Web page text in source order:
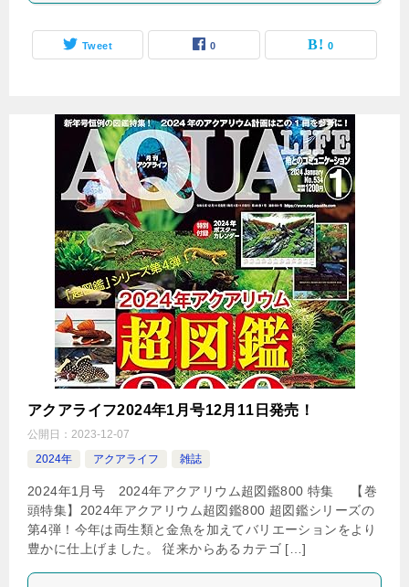
Tweet 0 0
アクアライフ2024年1月号12月11日発売！
公開日： 2023-12-07
2024年
アクアライフ 雑誌
2024年1月号 2024年アクアリウム超図鑑800 特集 【巻
頭特集】2024年アクアリウム超図鑑800 超図鑑シリーズの
第4弾！今年は両生類と金魚を加えてバリエーションをより
豊かに仕上げました。 従来からあるカテゴ […]